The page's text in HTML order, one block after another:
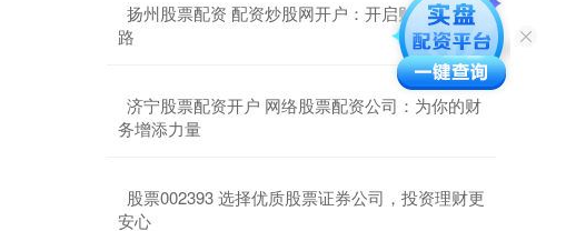
​扬州股票配资 配资炒股网开户：开启财富增值之
路
​济宁股票配资开户 网络股票配资公司：为你的财
务增添力量
​股票002393 选择优质股票证券公司，投资理财更
安心